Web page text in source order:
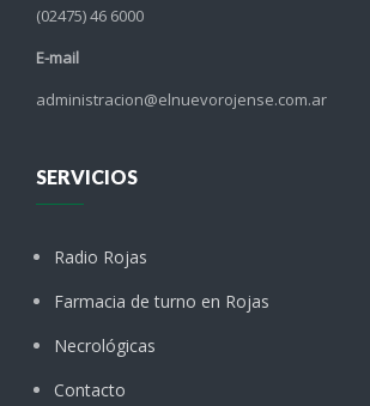
(02475) 46 6000
E-mail
administracion@elnuevorojense.com.ar
SERVICIOS
Radio Rojas
Farmacia de turno en Rojas
Necrológicas
Contacto